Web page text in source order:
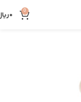
0
0